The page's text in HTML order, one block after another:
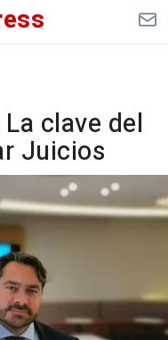
clave del
Juicios